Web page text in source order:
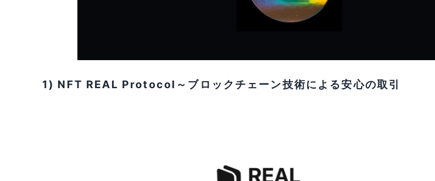
1) NFT REAL Protocol～ブロックチェーン技術による安心の取引